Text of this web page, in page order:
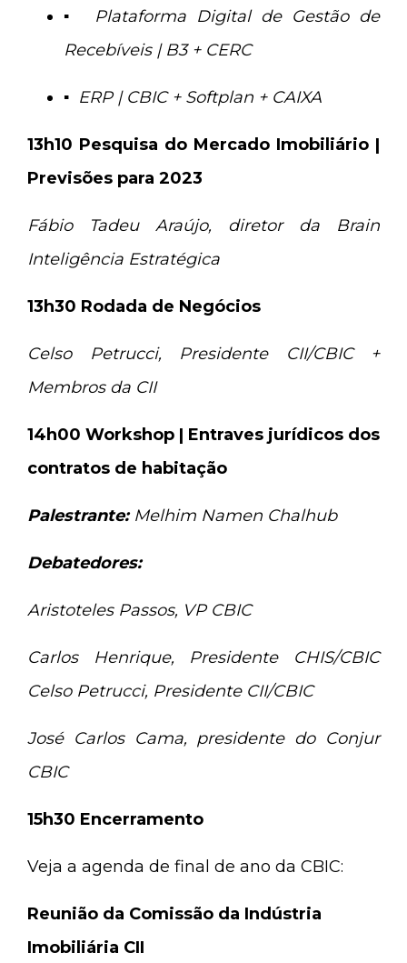
▪ Plataforma Digital de Gestão de
Recebíveis | B3 + CERC
▪ ERP | CBIC + Softplan + CAIXA
13h10 Pesquisa do Mercado Imobiliário |
Previsões para 2023
Fábio Tadeu Araújo, diretor da Brain
Inteligência Estratégica
13h30 Rodada de Negócios
Celso Petrucci, Presidente CII/CBIC +
Membros da CII
14h00 Workshop | Entraves jurídicos dos
contratos de habitação
Palestrante: Melhim Namen Chalhub
Debatedores:
Aristoteles Passos, VP CBIC
Carlos Henrique, Presidente CHIS/CBIC
Celso Petrucci, Presidente CII/CBIC
José Carlos Cama, presidente do Conjur
CBIC
15h30 Encerramento
Veja a agenda de final de ano da CBIC:
Reunião da Comissão da Indústria
Imobiliária CII